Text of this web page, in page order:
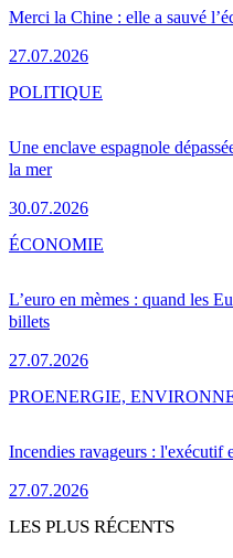
Merci la Chine : elle a sauvé
27.07.2026
Une enclave espagnole
la mer
30.07.2026
POLITIQUE
L’euro en mèmes : quand les
billets
27.07.2026
ÉCONOMIE
Incendies ravageurs : l'exécutif
27.07.2026
PROENERGIE,
LES PLUS RÉCENTS